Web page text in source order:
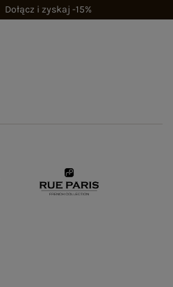
Dołącz i zyskaj -15%